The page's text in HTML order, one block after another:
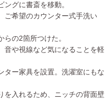
グに書斎を移動。
ご希望のカウンター式手洗い
の2箇所つけた。
音や視線など気になることを軽
ター家具を設置。洗濯室にもな
を入れるため、ニッチの背面壁